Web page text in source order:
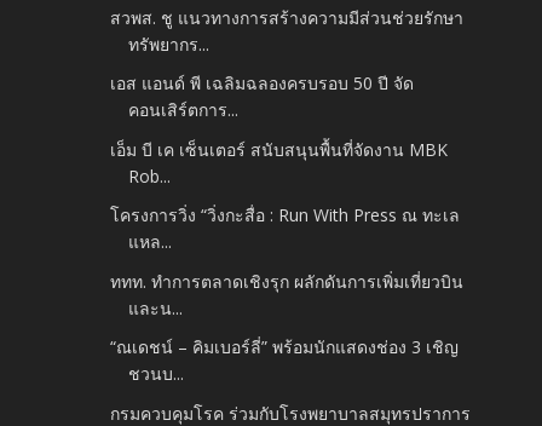
สวพส. ชู แนวทางการสร้างความมีส่วนช่วยรักษา
ทรัพยากร...
เอส แอนด์ พี เฉลิมฉลองครบรอบ 50 ปี จัด
คอนเสิร์ตการ...
เอ็ม บี เค เซ็นเตอร์ สนับสนุนพื้นที่จัดงาน MBK
Rob...
โครงการวิ่ง “วิ่งกะสื่อ : Run With Press ณ ทะเล
แหล...
ททท. ทำการตลาดเชิงรุก ผลักดันการเพิ่มเที่ยวบิน
และน...
“ณเดชน์ – คิมเบอร์ลี่” พร้อมนักแสดงช่อง 3 เชิญ
ชวนบ...
กรมควบคุมโรค ร่วมกับโรงพยาบาลสมุทรปราการ